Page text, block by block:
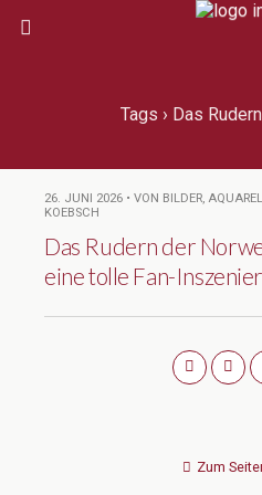
Tags › Das
26. JUNI 2026 • VON BILDER,
KOEBSCH
Das Rudern der
eine tolle Fan-
Zum